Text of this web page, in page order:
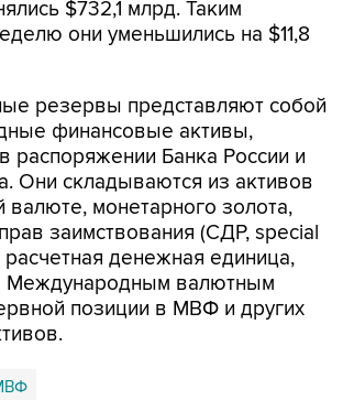
$732,1 млрд. Таким
они уменьшились на $11,8
резервы представляют собой
финансовые активы,
распоряжении Банка России и
Они складываются из активов
валюте, монетарного золота,
заимствования (СДР, special
денежная единица,
Международным валютным
позиции в МВФ и других